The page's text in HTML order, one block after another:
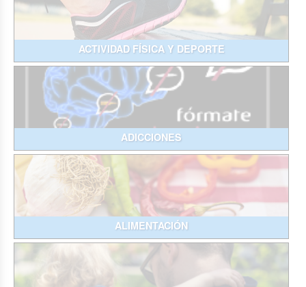
ACTIVIDAD FÍSICA Y DEPORTE
ADICCIONES
ALIMENTACIÓN